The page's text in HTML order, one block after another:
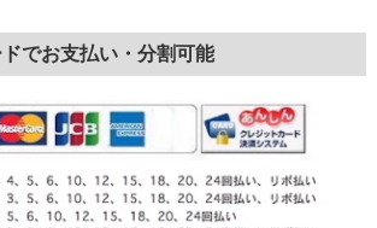
でお支払い・分割可能